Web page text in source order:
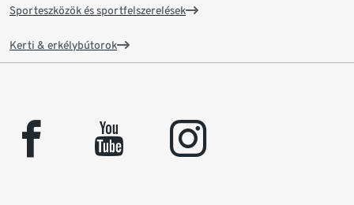
Sporteszközök és sportfelszerelések
Kerti & erkélybútorok
facebook youtube instagram